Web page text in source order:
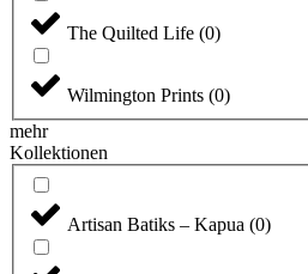
The Quilted Life (0)
Wilmington Prints (0)
mehr
Kollektionen
Artisan Batiks – Kapua (0)